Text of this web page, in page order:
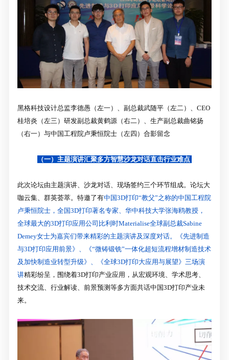
黑格科技设计总监李德愚（左一）、副总裁武随平（左二）、CEO
桂培炎（左三）研发副总裁黄鹤源（右二）、生产副总裁曲铭扬
（右一）与中国工程院卢秉恒院士（左四）合影留念
（一）主题演讲汇聚多方智慧沙龙对话直击行业难点
此次论坛由主题演讲、沙龙对话、现场签约三个环节组成。论坛大
咖云集、群英荟萃。特邀了有中国3D打印“教父”之称的中国工程院
卢秉恒院士，全国3D打印著名专家、华中科技大学张海鸥教授，
全球最大的3D打印应用公司比利时Materialise全球副总裁Sabine
Demey女士为嘉宾们带来精彩的主题演讲及深度对话。《先进制造
与3D打印应用前景》、《“微铸锻铣”一体化超短流程增材制造技术
及加快制造业转型升级》、《全球3D打印大应用与展望》三场演
讲精彩纷呈，围绕着3D打印产业应用，从宏观环境、学术思考、
技术交流、行业解读、前景预测等多方面共话中国3D打印产业未
来。